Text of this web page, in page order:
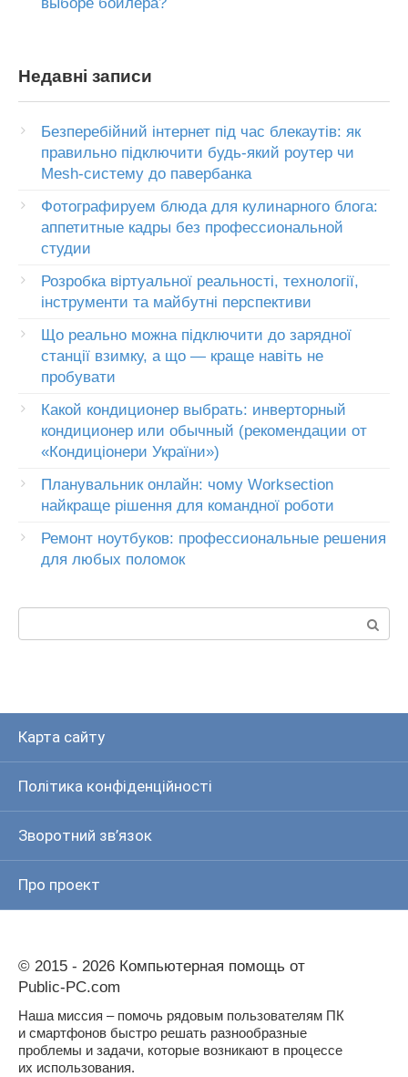
Недавні записи
Безперебійний інтернет під час блекаутів: як
правильно підключити будь-який роутер чи
Mesh-систему до павербанка
Фотографируем блюда для кулинарного блога:
аппетитные кадры без профессиональной
студии
Розробка віртуальної реальності, технології,
інструменти та майбутні перспективи
Що реально можна підключити до зарядної
станції взимку, а що — краще навіть не
пробувати
Какой кондиционер выбрать: инверторный
кондиционер или обычный (рекомендации от
«Кондиціонери України»)
Планувальник онлайн: чому Worksection
найкраще рішення для командної роботи
Ремонт ноутбуков: профессиональные решения
для любых поломок
Карта сайту
Політика конфіденційності
Зворотний зв’язок
Про проект
© 2015 - 2026 Компьютерная помощь от
Public-PC.com
Наша миссия – помочь рядовым пользователям ПК
и смартфонов быстро решать разнообразные
проблемы и задачи, которые возникают в процессе
их использования.